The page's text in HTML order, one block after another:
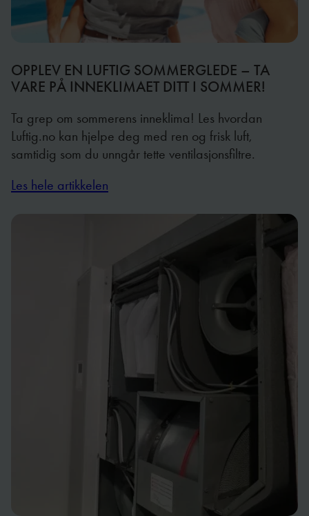
OPPLEV EN LUFTIG SOMMERGLEDE – TA
VARE PÅ INNEKLIMAET DITT I SOMMER!
Ta grep om sommerens inneklima! Les hvordan
Luftig.no kan hjelpe deg med ren og frisk luft,
samtidig som du unngår tette ventilasjonsfiltre.
Les hele artikkelen